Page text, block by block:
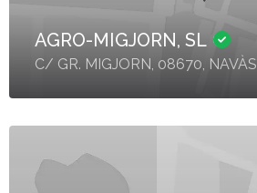
AGRO-MIGJORN, SL
C/ GR. MIGJORN, 08670, NAVÀS